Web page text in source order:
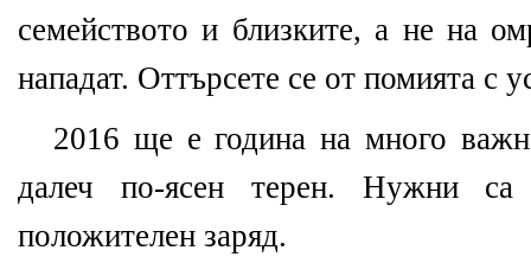
семейството и близките, а не на
нападат. Оттърсете се от помията с
2016 ще е година на много
далеч по-ясен терен. Нужни
положителен заряд.